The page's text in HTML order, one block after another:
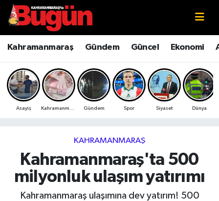
Kahramanmaraş Gündem Güncel Ekonomi
Asayiş Gündem Spor Siyaset Dünya
KAHRAMANMARAŞ
Kahramanmaraş'ta 500
milyonluk ulaşım yatırımı
Kahramanmaraş ulaşımına dev yatırım! 500
Kahramanmaraş
Kahramanmaraş Sokak Röportajları
Bilim ve Teknoloji
Çevre
Ekonomi
Genel
Kahramanmaraş Nöbetçi Eczaneler
Kahramanmaraş Hava Durumu
Kahramanmaraş Namaz Vakitleri
Kahramanmaraş Trafik Yoğunluk Haritası
Süper Lig Puan Durumu ve Fikstür
Tüm Manşetler
Son Dakika Haberleri